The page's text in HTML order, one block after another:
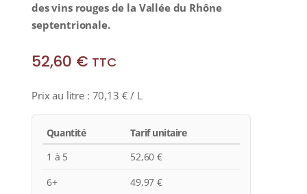
des vins rouges de la Vallée du Rhône
septentrionale.
52,60 € TTC
Prix au litre : 70,13 € / L
Quantité
Tarif unitaire
1 à 5
52,60€
6+
49,97€